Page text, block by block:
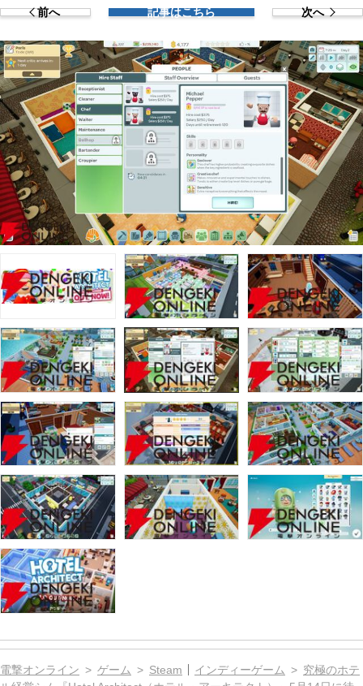
前へ 記事はこちら 次へ
電撃オンライン ゲーム Steam インディーゲーム
究極のホテ